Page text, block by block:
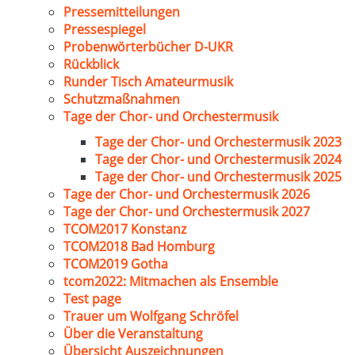
Pressemitteilungen
Pressespiegel
Probenwörterbücher D-UKR
Rückblick
Runder Tisch Amateurmusik
Schutzmaßnahmen
Tage der Chor- und Orchestermusik
Tage der Chor- und Orchestermusik 2023
Tage der Chor- und Orchestermusik 2024
Tage der Chor- und Orchestermusik 2025
Tage der Chor- und Orchestermusik 2026
Tage der Chor- und Orchestermusik 2027
TCOM2017 Konstanz
TCOM2018 Bad Homburg
TCOM2019 Gotha
tcom2022: Mitmachen als Ensemble
Test page
Trauer um Wolfgang Schröfel
Über die Veranstaltung
Übersicht Auszeichnungen